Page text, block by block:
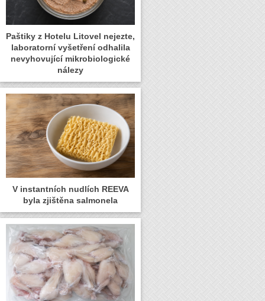
Paštiky z Hotelu Litovel nejezte,
laboratorní vyšetření odhalila
nevyhovující mikrobiologické
nálezy
V instantních nudlích REEVA
byla zjištěna salmonela